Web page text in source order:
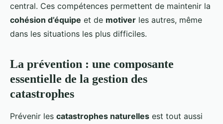
central. Ces compétences permettent de maintenir la
cohésion d’équipe et de motiver les autres, même
dans les situations les plus difficiles.
La prévention : une composante
essentielle de la gestion des
catastrophes
Prévenir les catastrophes naturelles est tout aussi